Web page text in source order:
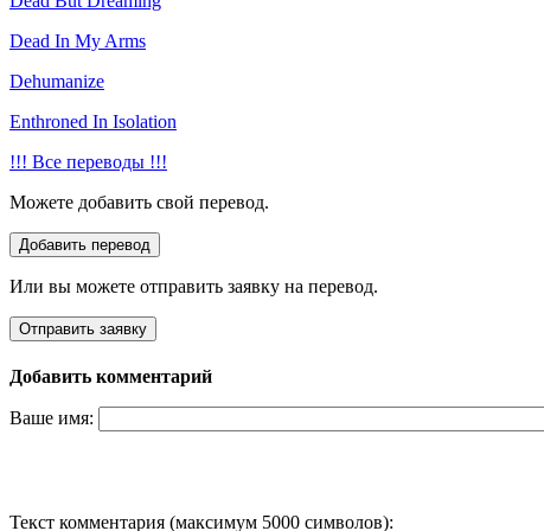
Dead In My Arms
Dehumanize
Enthroned In Isolation
!!! Все переводы !!!
Можете добавить свой перевод.
Или вы можете отправить заявку на перевод.
Добавить комментарий
Ваше имя:
Текст комментария (максимум 5000 символов):